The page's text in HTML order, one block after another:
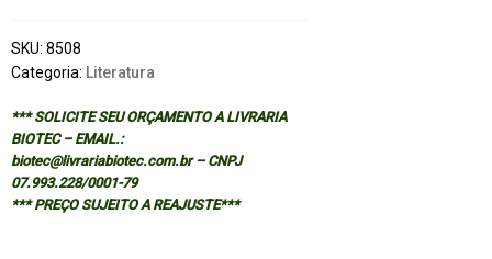
SKU: 8508
Categoria: Literatura
*** SOLICITE SEU ORÇAMENTO A LIVRARIA
BIOTEC – EMAIL.:
biotec@livrariabiotec.com.br – CNPJ
07.993.228/0001-79
*** PREÇO SUJEITO A REAJUSTE***